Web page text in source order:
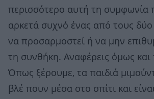
περισσότερο αυτή τη συμφωνία
αρκετά συχνό ένας από τους
να προσαρμοστεί ή να μην
τη συνθήκη. Αναφέρεις όμως και
Όπως ξέρουμε, τα παιδιά
βλέ πουν μέσα στο σπίτι και